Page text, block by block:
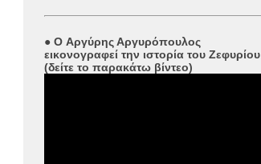
● O Αργύρης Αργυρόπουλος
εικονογραφεί την ιστορία του Ζεφυρίου
(δείτε το παρακάτω βίντεο)